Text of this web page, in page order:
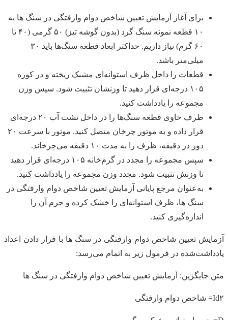
برای آغاز آزمایش تعیین شاخص دوام وارفتگی در سنگ ها به
۱۰ قطعه نمونه سنگ گرد (بدون گوشه تیز) ۵۰ گرمی (۴۰ تا
۶۰ گرم) نیاز داریم. حداکثر ابعاد قطعه سنگ‌ها باید ۳۰
میلی‌متر باشد.
قطعات را داخل ظرف استوانه‌ای مشبک ریخته و در کوره
۱۰۵ درجه‌ای قرار دهید تا وزنشان تثبیت شود. سپس وزن
مجموعه را یادداشت کنید.
ظرف حاوی قطعه سنگ‌ها را در داخل تشت آب ۲۰ درجه‌ای
قرار داده و به موتور چرخان متصل کنید. موتور با سرعت ۲۰
دور در دقیقه، ظرف را به مدت ۱۰ دقیقه می‌چرخاند.
سپس مجموعه را مجدد در گرم‌خانه ۱۰۵ درجه‌ای قرار دهید
تا وزنش تثبیت شود. مجدد وزن مجموعه را یادداشت کنید.
به‌عنوان مرجع پایانی آزمایش تعیین شاخص دوام وارفتگی در
سنگ ها، ظرف استوانه‌ای را خشک کرده و جرم آن را
اندازه‌گیری کنید.
آزمایش تعیین شاخص دوام وارفتگی در سنگ ها با قرار دادن اعداد
یادداشت‌شده در فرمول زیر به اتمام می‌رسد:
متن جایگزین: آزمایش تعیین شاخص دوام وارفتگی در سنگ ها
Id۲= شاخص دوام وارفتگی